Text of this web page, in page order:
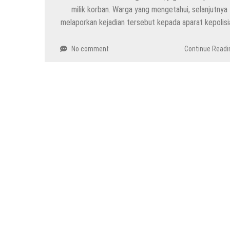
milik korban. Warga yang mengetahui, selanjutnya
melaporkan kejadian tersebut kepada aparat
No comment Continue